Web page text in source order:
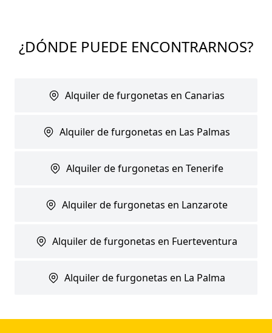
¿DÓNDE PUEDE ENCONTRARNOS?
Alquiler de furgonetas en Canarias
Alquiler de furgonetas en Las Palmas
Alquiler de furgonetas en Tenerife
Alquiler de furgonetas en Lanzarote
Alquiler de furgonetas en Fuerteventura
Alquiler de furgonetas en La Palma